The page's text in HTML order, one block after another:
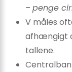
– penge
V måles
afhængigt
tallene.